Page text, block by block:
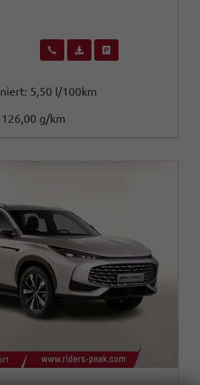
Wir rufen Sie anFahrzeugexposé (PDF)
5,50 l/100km
126,00 g/km